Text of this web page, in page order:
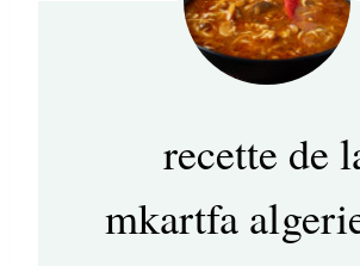
recette de
mkartfa